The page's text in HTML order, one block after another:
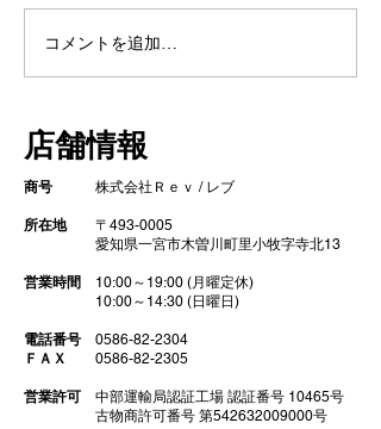
【車検整備・セラミック
コメントを追加…
店舗情報
商号 株式会社Ｒｅｖ / レブ
所在地 〒493-0005
​ 愛知県一宮市木曽川町里小牧字寺北13
営業時間 10:00～19:00 (月曜定休)
10:00～14:30 (日曜日)
電話番号 0586-82-2304
ＦＡＸ 0586-82-2305
営業許可 中部運輸局認証工場 認証番号 10465号
古物商許可番号 第542632009000号